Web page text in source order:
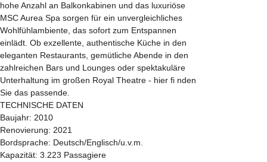
hohe Anzahl an Balkonkabinen und das luxuriöse
MSC Aurea Spa sorgen für ein unvergleichliches
Wohlfühlambiente, das sofort zum Entspannen
einlädt. Ob exzellente, authentische Küche in den
eleganten Restaurants, gemütliche Abende in den
zahlreichen Bars und Lounges oder spektakuläre
Unterhaltung im großen Royal Theatre - hier fi nden
Sie das passende.
TECHNISCHE DATEN
Baujahr: 2010
Renovierung: 2021
Bordsprache: Deutsch/Englisch/u.v.m.
Kapazität: 3.223 Passagiere